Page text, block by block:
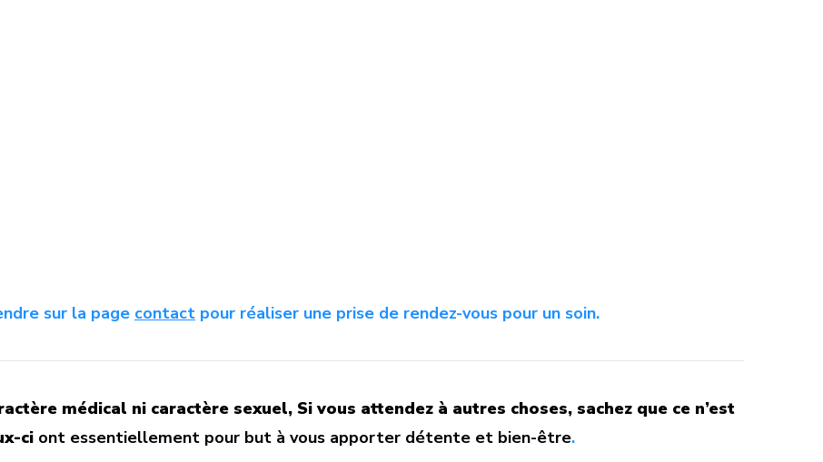
sur la page contact pour réaliser une prise de rendez-vous pour un soin.
médical ni caractère sexuel, Si vous attendez à autres choses, sachez que ce n’est
ci ont essentiellement pour but à vous apporter détente et bien-être.